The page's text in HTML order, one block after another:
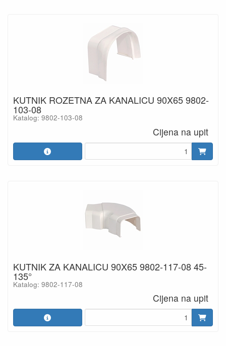
KUTNIK ROZETNA ZA KANALICU 90X65 9802-
103-08
Katalog: 9802-103-08
Cijena na upit
KUTNIK ZA KANALICU 90X65 9802-117-08 45-
135°
Katalog: 9802-117-08
Cijena na upit